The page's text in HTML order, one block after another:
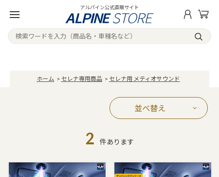
アルパイン公式直販サイト
ホーム > セレナ専用商品 > セレナ用 メティオサウンド
並べ替え
2 件あります